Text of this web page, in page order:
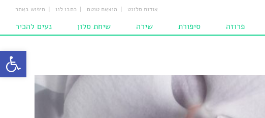
פתח
חיפוש באתר כתבו לנו הוצאת טוטם אודות סלונט
נעים להכיר
שיחת סלון
שירה
סיפורת
פרוזה